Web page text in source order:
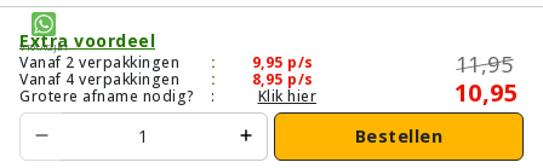
Vraagje?
Extra voordeel
Vanaf 2 verpakkingen : 9,95 p/s
Vanaf 4 verpakkingen
: 8,95 p/s
Grotere afname nodig?
: Klik hier
11,95
10,95
Bestellen